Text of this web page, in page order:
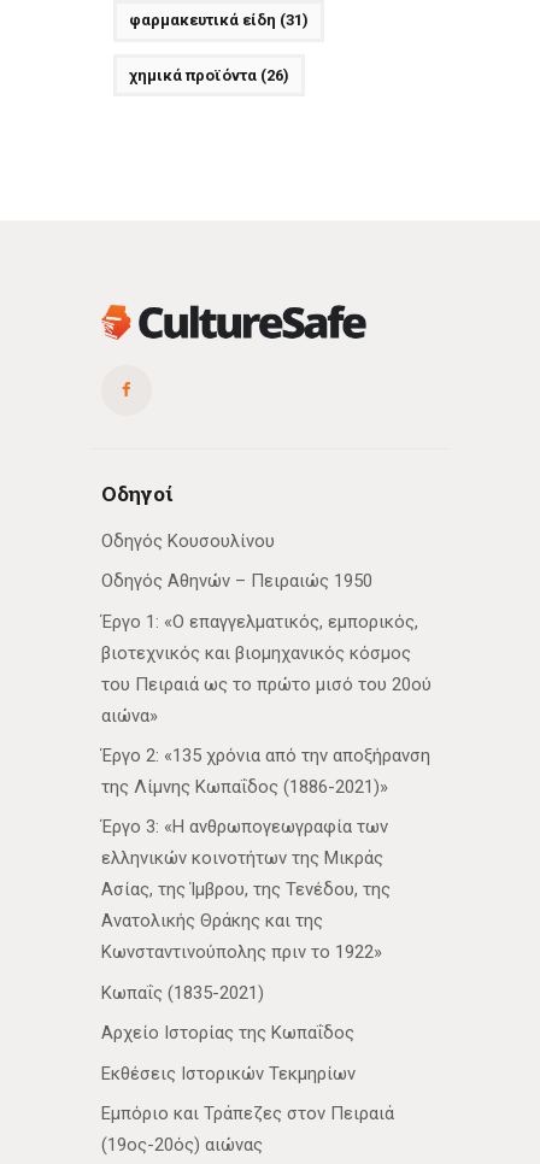
φαρμακευτικά είδη (31)
χημικά προϊόντα(26)
Οδηγοί
Οδηγός Κουσουλίνου
Οδηγός Αθηνών – Πειραιώς 1950
Έργο 1: «Ο επαγγελματικός, εμπορικός,
βιοτεχνικός και βιομηχανικός κόσμος
του Πειραιά ως το πρώτο μισό του 20ού
αιώνα»
Έργο 2: «135 χρόνια από την αποξήρανση
της Λίμνης Κωπαΐδος (1886-2021)»
Έργο 3: «Η ανθρωπογεωγραφία των
ελληνικών κοινοτήτων της Μικράς
Ασίας, της Ίμβρου, της Τενέδου, της
Ανατολικής Θράκης και της
Κωνσταντινούπολης πριν το 1922»
Κωπαΐς (1835-2021)
Αρχείο Ιστορίας της Κωπαΐδος
Εκθέσεις Ιστορικών Τεκμηρίων
Εμπόριο και Τράπεζες στον Πειραιά
(19ος-20ός) αιώνας